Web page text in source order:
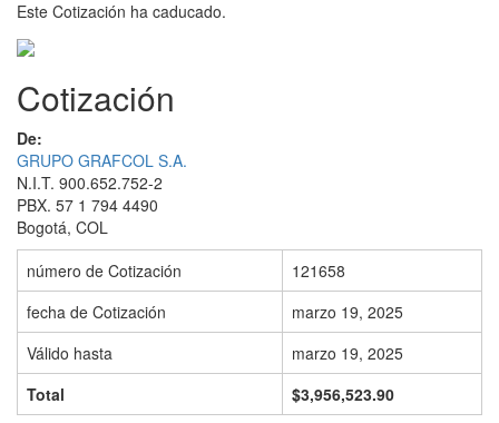
Este Cotización ha caducado.
Cotización
De:
GRUPO GRAFCOL S.A.
N.I.T. 900.652.752-2
PBX. 57 1 794 4490
Bogotá, COL
número de Cotización
121658
fecha de Cotización
marzo 19, 2025
Válido hasta
marzo 19, 2025
Total
$3,956,523.90